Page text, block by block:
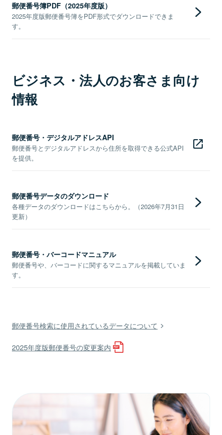
郵便番号簿PDF（2025年度版）
2025年度版郵便番号簿をPDF形式でダウンロードできま
す。
ビジネス・法人のお客さま向け
情報
郵便番号・デジタルアドレスAPI
郵便番号とデジタルアドレスから住所を取得できる公式API
を提供。
郵便番号データのダウンロード
各種データのダウンロードはこちらから。（2026年7月31日
更新）
郵便番号・バーコードマニュアル
郵便番号や、バーコードに関するマニュアルを掲載していま
す。
郵便番号検索に使用されているデータについて
2025年度版郵便番号の変更案内